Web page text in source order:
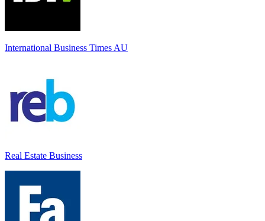
International Business Times AU
Real Estate Business